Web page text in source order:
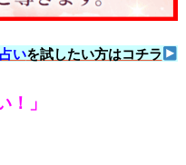
いを試したい方はコチラ
！」